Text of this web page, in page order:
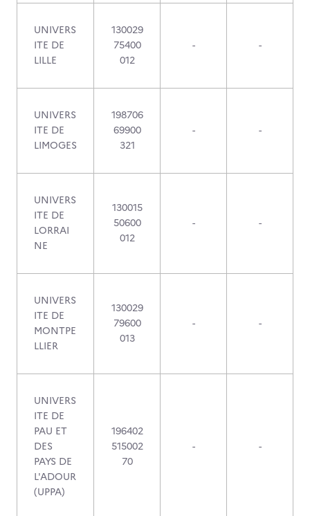
UNIVERS
ITE DE
LILLE
130029
75400
012
- -
UNIVERS
ITE DE
LIMOGES
198706
69900
321
- -
UNIVERS
ITE DE
LORRAI
NE
130015
50600
012
- -
UNIVERS
ITE DE
MONTPE
LLIER
130029
79600
013
- -
UNIVERS
ITE DE
PAU ET
DES
PAYS DE
L'ADOUR
(UPPA)
196402
515002
70
- -